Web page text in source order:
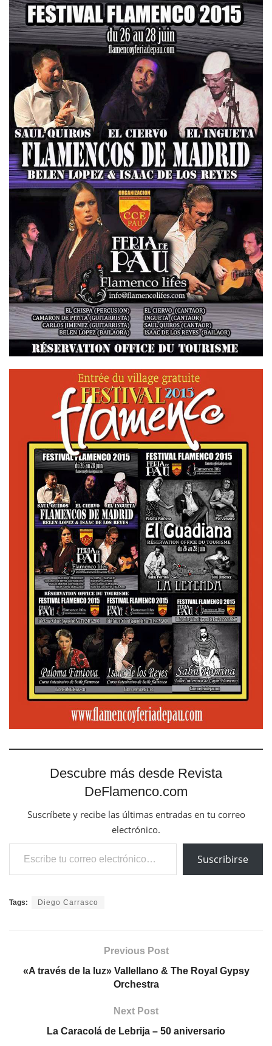
Descubre más desde Revista
DeFlamenco.com
Suscríbete y recibe las últimas entradas en tu correo
electrónico.
Escribe tu correo electrónico…
Suscribirse
Tags: Diego Carrasco
Previous Post
«A través de la luz» Vallellano & The Royal Gypsy
Orchestra
Next Post
La Caracolá de Lebrija – 50 aniversario